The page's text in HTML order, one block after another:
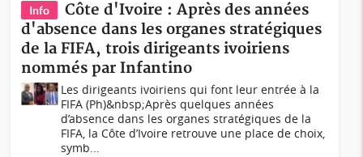
Info
Côte d'Ivoire : Après des années
d'absence dans les organes stratégiques
de la FIFA, trois dirigeants ivoiriens
nommés par Infantino
Les dirigeants ivoiriens qui font leur entrée à la
FIFA (Ph)&nbsp;Après quelques années
d’absence dans les organes stratégiques de la
FIFA, la Côte d’Ivoire retrouve une place de choix,
symb...